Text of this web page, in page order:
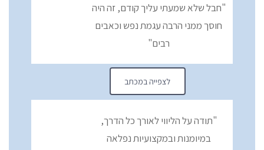
"חבל שלא שמעתי עליך קודם, זה היה
חוסך ממני הרבה עגמת נפש וכאבים
רבים"
לצפייה במכתב
"תודה על הליווי לאורך כל הדרך,
במיומנות ובמקצועיות נפלאה